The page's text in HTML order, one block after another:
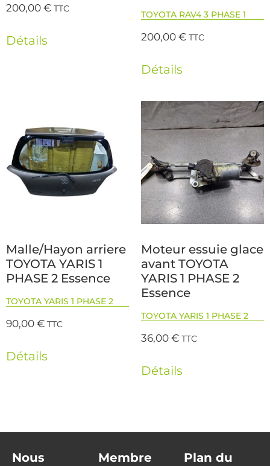
200,00€ TTC
Détails
TOYOTA RAV4 3 PHASE 1
200,00€ TTC
Détails
Malle/Hayon arriere
TOYOTA YARIS 1
PHASE 2 Essence
TOYOTA YARIS 1 PHASE 2
90,00€ TTC
Détails
Moteur essuie glace
avant TOYOTA
YARIS 1 PHASE 2
Essence
TOYOTA YARIS 1 PHASE 2
36,00€ TTC
Détails
Nous
Membre
Plan du